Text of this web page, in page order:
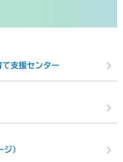
て支援センター
）